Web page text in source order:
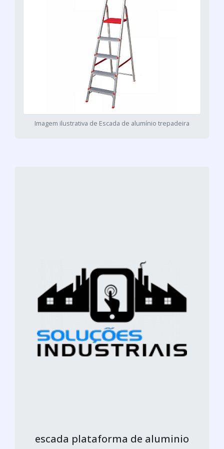
Imagem ilustrativa de Escada de alumínio trepadeira
escada plataforma de aluminio